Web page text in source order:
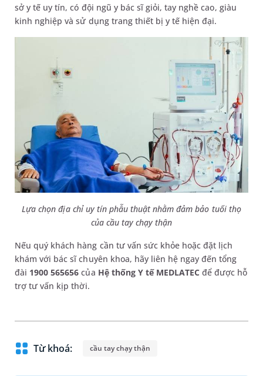
sở y tế uy tín, có đội ngũ y bác sĩ giỏi, tay nghề cao, giàu
kinh nghiệp và sử dụng trang thiết bị y tế hiện đại.
Lựa chọn địa chỉ uy tín phẫu thuật nhằm đảm bảo tuổi thọ
của cầu tay chạy thận
Nếu quý khách hàng cần tư vấn sức khỏe hoặc đặt lịch
khám với bác sĩ chuyên khoa, hãy liên hệ ngay đến tổng
đài 1900 565656 của Hệ thống Y tế MEDLATEC để được hỗ
trợ tư vấn kịp thời.
Từ khoá: cầu tay chạy thận